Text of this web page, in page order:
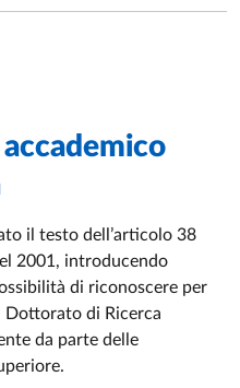
il testo dell’articolo 38
2001, introducendo
di riconoscere per
di Ricerca
da parte delle